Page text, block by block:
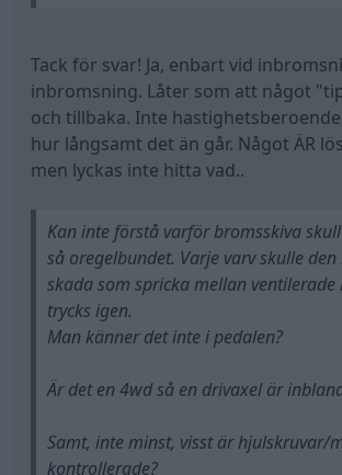
Tack för svar! Ja, enbart vid
inbromsning. Låter som att något
och tillbaka. Inte
hur långsamt det än går. Något ÄR
men lyckas inte hitta vad..
Kan inte förstå varför bromsskiva
så oregelbundet. Varje varv skulle
skada som spricka mellan ventilerade
trycks igen.
Man känner det inte i pedalen?
Är det en 4wd så en drivaxel är
Samt, inte minst, visst är hjulskruvar/
kontrollerade?